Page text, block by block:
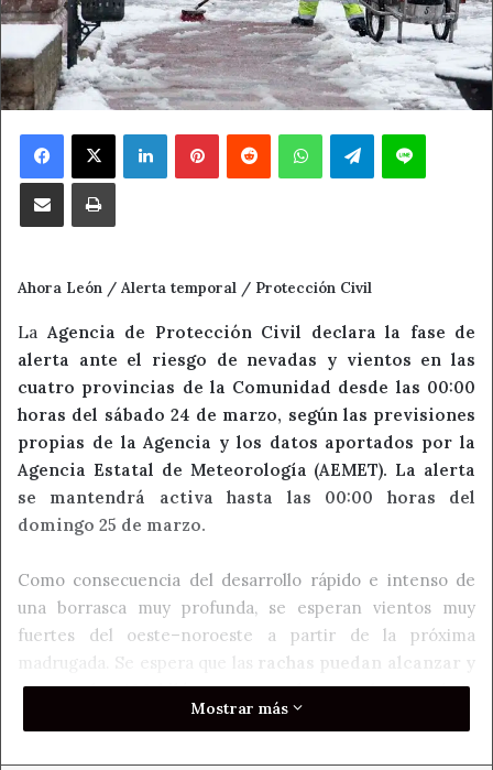
Facebook
X LinkedInPinterestReddit WhatsAppTelegramLine
Compartir por correo electrónicoImprimir
Ahora León / Alerta temporal / Protección Civil
La Agencia de Protección Civil declara la fase de
alerta ante el riesgo de nevadas y vientos en las
cuatro provincias de la Comunidad desde las 00:00
horas del sábado 24 de marzo, según las previsiones
propias de la Agencia y los datos aportados por la
Agencia Estatal de Meteorología (AEMET). La alerta
se mantendrá activa hasta las 00:00 horas del
domingo 25 de marzo.
Como consecuencia del desarrollo rápido e intenso de
una borrasca muy profunda, se esperan vientos muy
fuertes del oeste–noroeste a partir de la próxima
madrugada. Se espera que las rachas puedan alcanzar y
superar los 100 kilómetros por horaen la zona de la
Cordillera Cantábrica de León y en el Norte de Burgos. El
Mostrar más